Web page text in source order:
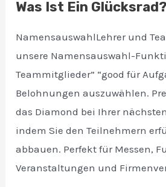
Was Ist Ein
NamensauswahlLehrer und
unsere Namensauswahl-
Teammitglieder” “good für
Belohnungen auszuwählen.
das Diamond bei Ihrer
indem Sie den Teilnehmern
abbauen. Perfekt für Messen,
Veranstaltungen und